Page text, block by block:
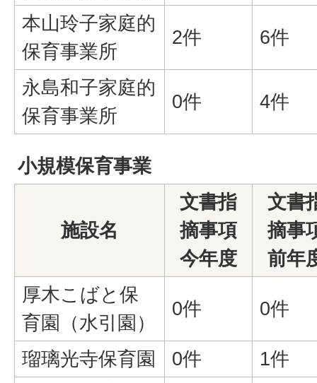
本山玲子家庭的
保育事業所
2件 6件
永島和子家庭的
保育事業所
0件 4件
小規模保育事業
施設名
文書指
摘事項
今年度
文書
摘事
前年
厚木こばと保
育園（水引園）
0件 0件
瑠璃光寺保育園 0件
1件